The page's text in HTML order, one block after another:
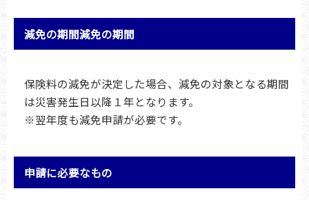
減免の期間減免の期間
保険料の減免が決定した場合、減免の対象となる期間
は災害発生日以降１年となります。
※翌年度も減免申請が必要です。
申請に必要なもの